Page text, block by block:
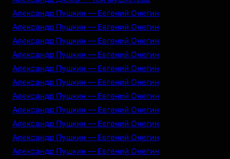
Александр Пушкин — Евгений Онегин
Александр Пушкин — Евгений Онегин
Александр Пушкин — Евгений Онегин
Александр Пушкин — Евгений Онегин
Александр Пушкин — Евгений Онегин
Александр Пушкин — Евгений Онегин
Александр Пушкин — Евгений Онегин
Александр Пушкин — Евгений Онегин
Александр Пушкин — Евгений Онегин
Александр Пушкин — Евгений Онегин
Александр Пушкин — Евгений Онегин